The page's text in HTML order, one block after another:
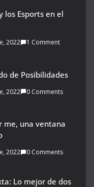
los Esports en el
2022 1 Comment
de Posibilidades
2022 0 Comments
me, una ventana
2022 0 Comments
Lo mejor de dos